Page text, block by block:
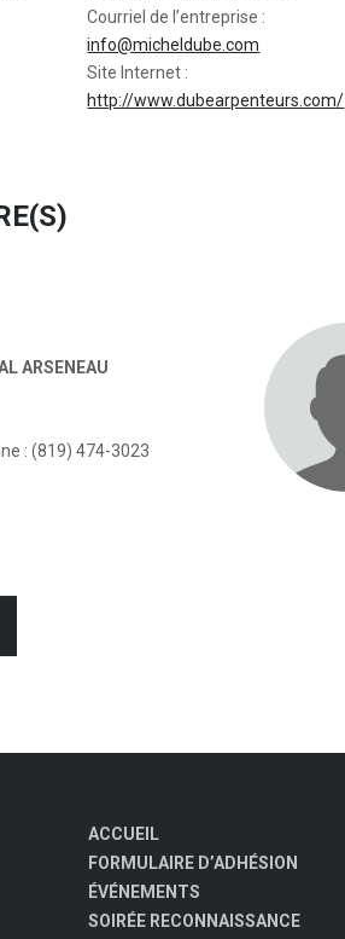
Courriel de l’entreprise :
info@micheldube.com
Site Internet :
http://www.dubearpenteurs.com/
ARSENEAU
: (819) 474-3023
ACCUEIL
FORMULAIRE D’ADHÉSION
ÉVÉNEMENTS
SOIRÉE RECONNAISSANCE